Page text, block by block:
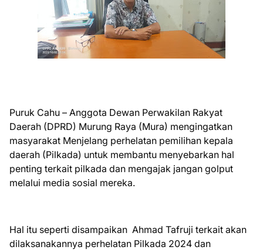
Puruk Cahu – Anggota Dewan Perwakilan Rakyat
Daerah (DPRD) Murung Raya (Mura) mengingatkan
masyarakat Menjelang perhelatan pemilihan kepala
daerah (Pilkada) untuk membantu menyebarkan hal
penting terkait pilkada dan mengajak jangan golput
melalui media sosial mereka.
Hal itu seperti disampaikan Ahmad Tafruji terkait akan
dilaksanakannya perhelatan Pilkada 2024 dan